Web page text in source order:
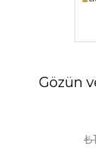
Gözün